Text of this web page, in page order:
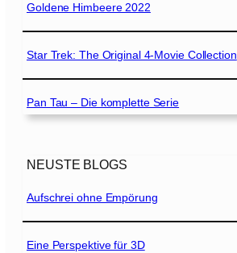
Goldene Himbeere 2022
Star Trek: The Original 4-Movie Collection
Pan Tau – Die komplette Serie
NEUSTE BLOGS
Aufschrei ohne Empörung
Eine Perspektive für 3D